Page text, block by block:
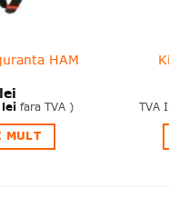
HAM
lei
leifara TVA )
MULT
TVA